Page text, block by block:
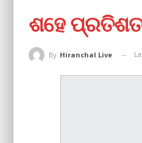
ଶହେ
By Hiranchal Live